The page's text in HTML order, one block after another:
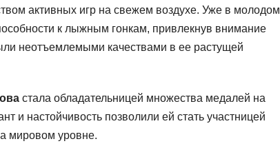
активных игр на свежем воздухе. Уже в молодом
к лыжным гонкам, привлекнув внимание
неотъемлемыми качествами в ее растущей
стала обладательницей множества медалей на
и настойчивость позволили ей стать участницей
мировом уровне.